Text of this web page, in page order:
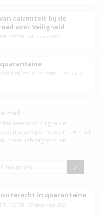
calamiteit bij de
voor Veiligheid
TESTEN 14 januari 2022
COVID-19, TESTEN
13 januari
mail!
weekend krijgt u de
van afgelopen week in uw mail.
meer achtergrond en
E-
onterecht in quarantaine
TESTEN 27 december 2021